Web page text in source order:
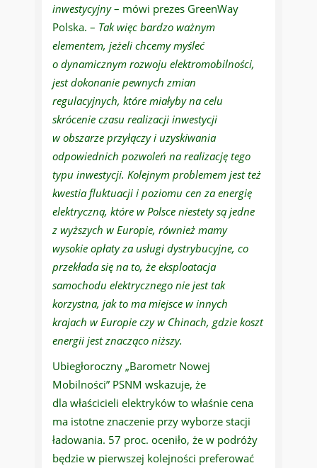
inwestycyjny– mówi prezes GreenWay
Polska. – Tak więc bardzo ważnym
elementem, jeżeli chcemy myśleć
o dynamicznym rozwoju elektromobilności,
jest dokonanie pewnych zmian
regulacyjnych, które miałyby na celu
skrócenie czasu realizacji inwestycji
w obszarze przyłączy i uzyskiwania
odpowiednich pozwoleń na realizację tego
typu inwestycji. Kolejnym problemem jest też
kwestia fluktuacji i poziomu cen za energię
elektryczną, które w Polsce niestety są jedne
z wyższych w Europie, również mamy
wysokie opłaty za usługi dystrybucyjne, co
przekłada się na to, że eksploatacja
samochodu elektrycznego nie jest tak
korzystna, jak to ma miejsce w innych
krajach w Europie czy w Chinach, gdzie koszt
energii jest znacząco niższy.
Ubiegłoroczny „Barometr Nowej
Mobilności” PSNM wskazuje, że
dla właścicieli elektryków to właśnie cena
ma istotne znaczenie przy wyborze stacji
ładowania. 57 proc. oceniło, że w podróży
będzie w pierwszej kolejności preferować